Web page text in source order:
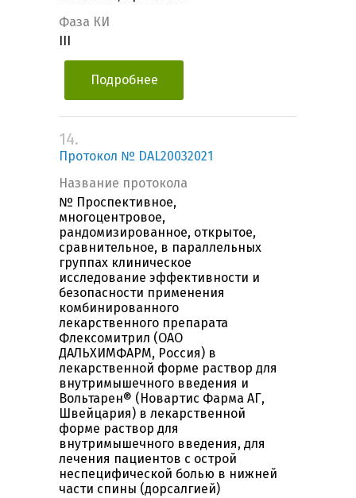
Фаза КИ
Подробнее
14.
Протокол № DAL20032021
Название протокола
№ Проспективное,
многоцентровое,
рандомизированное, открытое,
сравнительное, в параллельных
группах клиническое
исследование эффективности и
безопасности применения
комбинированного
лекарственного препарата
Флексомитрил (ОАО
ДАЛЬХИМФАРМ, Россия) в
лекарственной форме раствор для
внутримышечного введения и
Вольтарен® (Новартис Фарма АГ,
Швейцария) в лекарственной
форме раствор для
внутримышечного введения, для
лечения пациентов с острой
неспецифической болью в нижней
части спины (дорсалгией)